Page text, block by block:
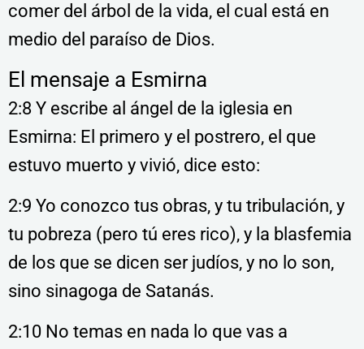
comer del árbol de la vida, el cual está en
medio del paraíso de Dios.
El mensaje a Esmirna
2:8 Y escribe al ángel de la iglesia en
Esmirna: El primero y el postrero, el que
estuvo muerto y vivió, dice esto:
2:9 Yo conozco tus obras, y tu tribulación, y
tu pobreza (pero tú eres rico), y la blasfemia
de los que se dicen ser judíos, y no lo son,
sino sinagoga de Satanás.
2:10 No temas en nada lo que vas a